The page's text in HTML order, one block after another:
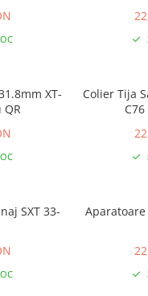
QR
Colier Tija Sa SXT
SXT 33-
Aparatoare